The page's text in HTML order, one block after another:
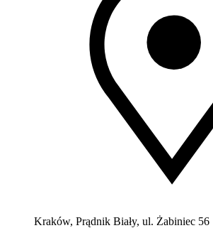
Kraków, Prądnik Biały, ul. Żabiniec 56